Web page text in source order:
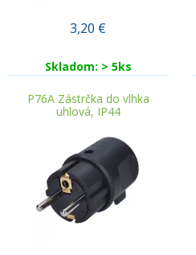
3,20 €
Skladom: > 5ks
P76A Zástrčka do vlhka
uhlová, IP44